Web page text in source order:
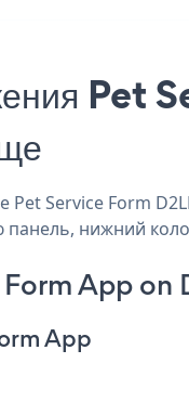
Service Form
нижний
App
App